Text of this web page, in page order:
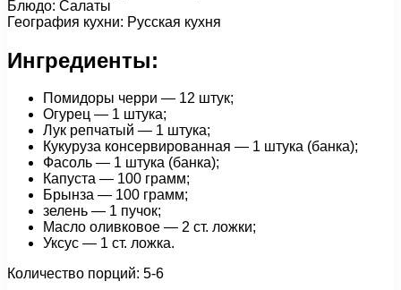
Блюдо: Салаты
География кухни: Русская кухня
Ингредиенты:
Помидоры черри — 12 штук;
Огурец — 1 штука;
Лук репчатый — 1 штука;
Кукуруза консервированная — 1 штука (банка);
Фасоль — 1 штука (банка);
Капуста — 100 грамм;
Брынза — 100 грамм;
зелень — 1 пучок;
Масло оливковое — 2 ст. ложки;
Уксус — 1 ст. ложка.
Количество порций: 5-6